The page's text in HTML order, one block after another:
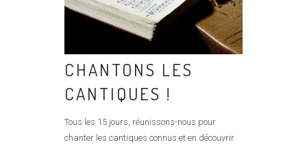
CHANTONS LES
CANTIQUES !
Tous les 15 jours, réunissons-nous pour
chanter les cantiques connus et en découvrir